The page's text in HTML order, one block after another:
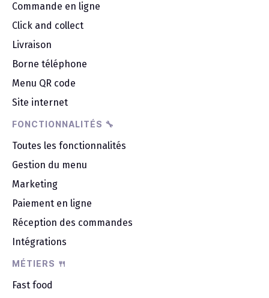
Commande en ligne
Click and collect
Livraison
Borne téléphone
Menu QR code
Site internet
FONCTIONNALITÉS 🔧
Toutes les fonctionnalités
Gestion du menu
Marketing
Paiement en ligne
Réception des commandes
Intégrations
MÉTIERS 🍴
Fast food